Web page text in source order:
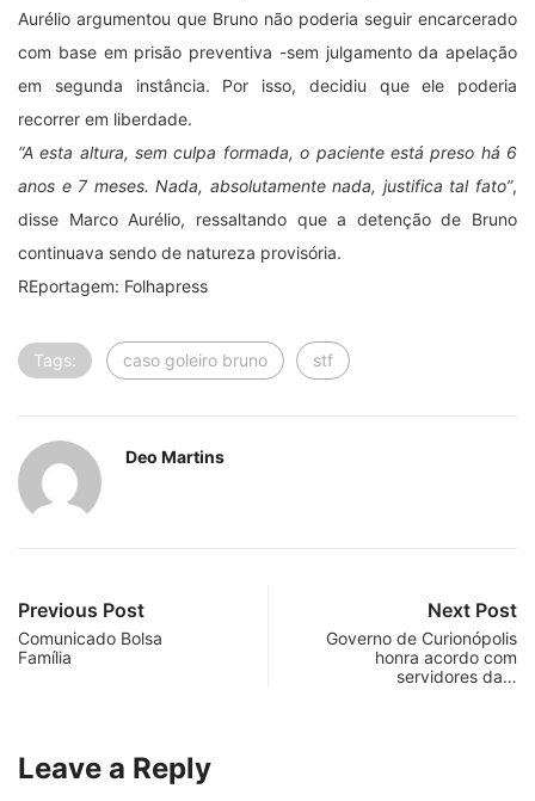
Aurélio argumentou que Bruno não poderia seguir encarcerado
com base em prisão preventiva -sem julgamento da apelação
em segunda instância. Por isso, decidiu que ele poderia
recorrer em liberdade.
“A esta altura, sem culpa formada, o paciente está preso há 6
anos e 7 meses. Nada, absolutamente nada, justifica tal fato”,
disse Marco Aurélio, ressaltando que a detenção de Bruno
continuava sendo de natureza provisória.
REportagem: Folhapress
Tags: caso goleiro bruno stf
Deo Martins
Previous Post
Comunicado Bolsa
Família
Next Post
Governo de Curionópolis
honra acordo com
servidores da…
Leave a Reply